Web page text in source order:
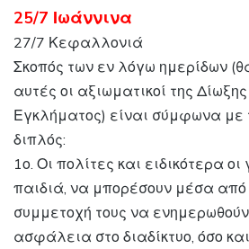
25/7 Ιωάννινα
27/7 Κεφαλλονιά
Σκοπός των εν λόγω ημερίδων
αυτές οι αξιωματικοί της
Εγκλήματος) είναι σύμφωνα με
διπλός:
1ο. Οι πολίτες και ειδικότερα οι
παιδιά, να μπορέσουν μέσα από
συμμετοχή τους να
ασφάλεια στο διαδίκτυο, όσο